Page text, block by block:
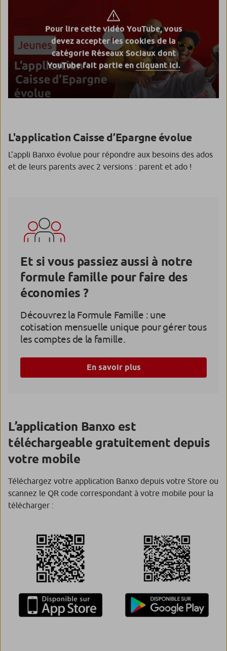
Pour lire cette vidéo YouTube, vous
devez accepter les cookies de la
catégorie Réseaux Sociaux dont
YouTube fait partie en cliquant ici.
L'application Caisse d’Epargne évolue
L’appli Banxo évolue pour répondre aux besoins des ados
et de leurs parents avec 2 versions : parent et ado !
Et si vous passiez aussi à notre
formule famille pour faire des
économies ?
Découvrez la Formule Famille : une
cotisation mensuelle unique pour gérer tous
les comptes de la famille.
En savoir plus
L’application Banxo est
téléchargeable gratuitement depuis
votre mobile
Téléchargez votre application Banxo depuis votre Store ou
scannez le QR code correspondant à votre mobile pour la
télécharger :